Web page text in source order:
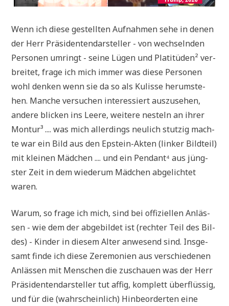
Wenn ich die­se gestell­ten Auf­nah­men sehe in denen
der Herr Prä­si­den­ten­dar­stel­ler - von wech­seln­den
Per­so­nen umringt - sei­ne Lügen und Pla­ti­tü­den² ver­
brei­tet, fra­ge ich mich immer was die­se Per­so­nen
wohl den­ken wenn sie da so als Kulis­se her­um­ste­
hen. Man­che ver­su­chen inter­es­siert aus­zu­se­hen,
ande­re blicken ins Lee­re, wei­te­re nesteln an ihrer
Mon­tur³ .... was mich aller­dings neu­lich stut­zig mach­
te war ein Bild aus den Epstein-Akten (lin­ker Bild­teil)
mit klei­nen Mäd­chen .... und ein Pen­dan­t⁴ aus jüng­
ster Zeit in dem wie­der­um Mäd­chen abge­lich­tet
waren.
War­um, so fra­ge ich mich, sind bei offi­zi­el­len Anläs­
sen - wie dem der abge­bil­det ist (rech­ter Teil des Bil­
des) - Kin­der in die­sem Alter anwe­send sind. Ins­ge­
samt fin­de ich die­se Zere­mo­nien aus ver­schie­de­nen
Anläs­sen mit Men­schen die zuschau­en was der Herr
Prä­si­den­ten­dar­stel­ler tut affig, kom­plett über­flüs­sig,
und für die (wahr­schein­lich) Hin­be­or­der­ten eine